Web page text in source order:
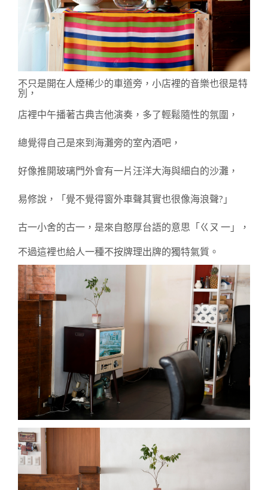
不只是開在人煙稀少的車道旁， 小店裡的音樂也很是特
別，
店裡中午播著古典吉他演奏，多了輕鬆隨性的氛圍，
總覺得自己是來到海灘旁的室內酒吧，
好像推開玻璃門外會有一片汪洋大海與細白的沙灘，
易修說，「覺不覺得窗外車聲其實也很像海浪聲?」
古一小舍的古一，是來自憨厚台語的意思「ㄍㄡ 一」，
不過這裡也給人一種不按牌理出牌的獨特氣質。